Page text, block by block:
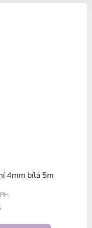
4mm bílá 5m